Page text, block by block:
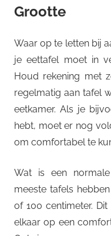
Grootte
Waar op te letten bij
je eettafel moet in
Houd rekening met
regelmatig aan tafel
eetkamer. Als je
hebt, moet er nog
om comfortabel te
Wat is een
meeste tafels
of 100 centimeter.
elkaar op een